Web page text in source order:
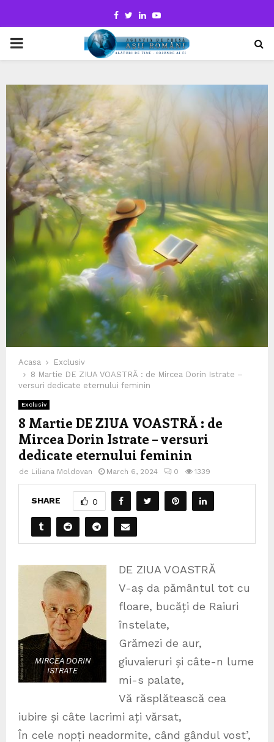
Facebook
TwitterLinkedinYoutube
PRIMARY
Acasa
Exclusiv
8 Martie DE ZIUA VOASTRĂ : de Mircea Dorin Istrate –
versuri dedicate eternului feminin
Exclusiv
8 Martie DE ZIUA VOASTRĂ : de
Mircea Dorin Istrate – versuri
dedicate eternului feminin
de Liliana Moldovan March 6, 2024 0 1339
SHARE 0
MIRCEA DORIN
ISTRATE
DE ZIUA VOASTRĂ
V-aș da pământul tot cu
floare, bucăți de Raiuri
înstelate,
Grămezi de aur,
giuvaieruri și câte-n lume
mi-s palate,
Vă răsplătească cea
iubire și câte lacrimi ați vărsat,
În cele nopți neadormite, când gândul vost’,